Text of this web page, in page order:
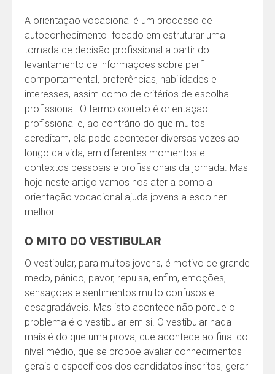
A orientação vocacional é um processo de
autoconhecimento focado em estruturar uma
tomada de decisão profissional a partir do
levantamento de informações sobre perfil
comportamental, preferências, habilidades e
interesses, assim como de critérios de escolha
profissional. O termo correto é orientação
profissional e, ao contrário do que muitos
acreditam, ela pode acontecer diversas vezes ao
longo da vida, em diferentes momentos e
contextos pessoais e profissionais da jornada. Mas
hoje neste artigo vamos nos ater a como a
orientação vocacional ajuda jovens a escolher
melhor.
O MITO DO VESTIBULAR
O vestibular, para muitos jovens, é motivo de grande
medo, pânico, pavor, repulsa, enfim, emoções,
sensações e sentimentos muito confusos e
desagradáveis. Mas isto acontece não porque o
problema é o vestibular em si. O vestibular nada
mais é do que uma prova, que acontece ao final do
nível médio, que se propõe avaliar conhecimentos
gerais e específicos dos candidatos inscritos, gerar